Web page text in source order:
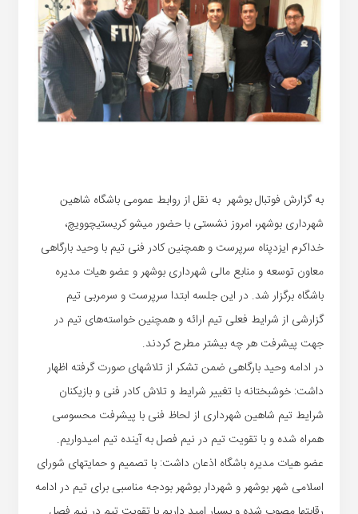
به گزارش فوتبال بوشهر به نقل از روابط عمومی باشگاه شاهین
شهرداری بوشهر، امروز نشستی با حضور میشو کریستیچوویچ،
خداکرم ایزدپناه سرپرست و همچنین کادر فنی تیم با وحید بارگاهی
معاون توسعه و منابع مالی شهرداری بوشهر و عضو هیات مدیره
باشگاه برگزار شد. در این جلسه ابتدا سرپرست و سرمربی تیم
گزارشی از شرایط فعلی تیم ارائه و همچنین خواسته‌های تیم در
جهت پیشرفت هر چه بیشتر مطرح کردند.
در ادامه وحید بارگاهی ضمن تشکر از تلاشهای صورت گرفته اظهار
داشت: خوشبختانه با تغییر شرایط و تلاش کادر فنی و بازیکنان
شرایط تیم شاهین شهرداری از لحاظ فنی با پیشرفت محسوسی
همراه شده و با تقویت تیم در نیم فصل به آینده تیم امیدواریم.
عضو هیات مدیره باشگاه اذعان داشت: با تصمیم و حمایتهای شورای
اسلامی شهر بوشهر و شهردار بوشهر بودجه مناسبی برای تیم در ادامه